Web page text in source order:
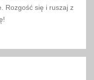
Rozgość się i ruszaj z